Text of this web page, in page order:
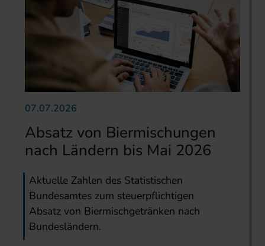
07.07.2026
Absatz von Biermischungen
nach Ländern bis Mai 2026
Aktuelle Zahlen des Statistischen
Bundesamtes zum steuerpflichtigen
Absatz von Biermischgetränken nach
Bundesländern.